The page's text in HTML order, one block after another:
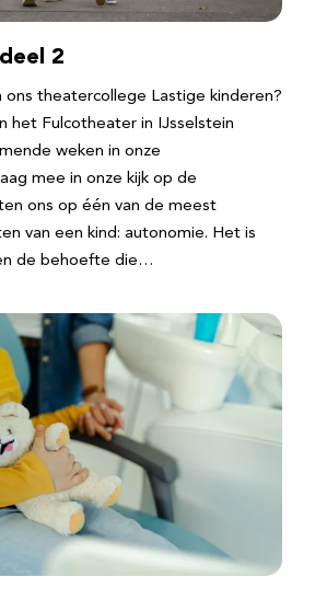
2
ons theatercollege Lastige kinderen?
het Fulcotheater in IJsselstein
weken in onze
mee in onze kijk op de
ons op één van de meest
van een kind: autonomie. Het is
de behoefte die…